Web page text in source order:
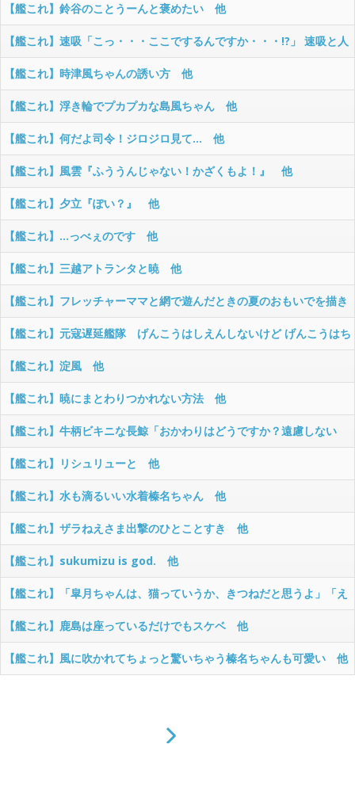
【艦これ】鈴谷のことうーんと褒めたい 他
【艦これ】速吸「こっ・・・ここでするんですか・・・!?」 速吸と人
気のないところでシたい 他
【艦これ】時津風ちゃんの誘い方 他
【艦これ】浮き輪でプカプカな島風ちゃん 他
【艦これ】何だよ司令！ジロジロ見て… 他
【艦これ】風雲『ふううんじゃない！かざくもよ！』 他
【艦これ】夕立『ぽい？』 他
【艦これ】…っべぇのです 他
【艦これ】三越アトランタと暁 他
【艦これ】フレッチャーママと網で遊んだときの夏のおもいでを描き
ました 他
【艦これ】元寇遅延艦隊 げんこうはしえんしないけど げんこうはち
えんさせる ゴーストオブツシマチャン 他
【艦これ】淀風 他
【艦これ】暁にまとわりつかれない方法 他
【艦これ】牛柄ビキニな長鯨「おかわりはどうですか？遠慮しない
で。ほら！」 他
【艦これ】リシュリューと 他
【艦これ】水も滴るいい水着榛名ちゃん 他
【艦これ】ザラねえさま出撃のひとことすき 他
【艦これ】sukumizu is god. 他
【艦これ】「皐月ちゃんは、猫っていうか、きつねだと思うよ」「え
っ」 他
【艦これ】鹿島は座っているだけでもスケベ 他
【艦これ】風に吹かれてちょっと驚いちゃう榛名ちゃんも可愛い 他